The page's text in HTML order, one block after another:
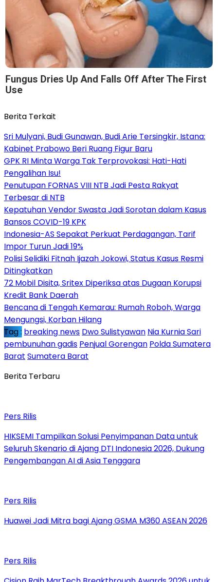
Fungus Dries Up And Falls Off After The First
Use
Berita Terkait
Sri Mulyani, Budi Gunawan, Budi Arie Tersingkir, Istana:
Kabinet Prabowo Beri Ruang Figur Baru
GPK RI Minta Warga Tak Terprovokasi: Hati-Hati
Pengalihan Isu!
Penutupan FORNAS VIII NTB Jadi Pesta Rakyat
Terbesar di NTB
Kepatuhan Vendor Swasta Jadi Sorotan dalam Kasus
Bansos COVID-19 KPK
Indonesia-AS Sepakat Perkuat Perdagangan, Tarif
Impor Turun Jadi 19%
Polisi Selidiki Fitnah Ijazah Jokowi, Status Kasus Resmi
Ditingkatkan
72 Mobil Disita, Sritex Diperiksa atas Dugaan Korupsi
Kredit Bank Daerah
Bencana di Tengah Kemarau: Rumah Roboh, Warga
Mengungsi, Korban Hilang
Tag : breaking news Dwo Sulistyawan Nia Kurnia Sari
pembunuhan gadis Penjual Gorengan Polda Sumatera
Barat Sumatera Barat
Berita Terbaru
Pers Rilis
HIKSEMI Tampilkan Solusi Penyimpanan Data untuk
Seluruh Skenario di Ajang DTI Indonesia 2026, Dukung
Pengembangan AI di Asia Tenggara
Pers Rilis
Huawei Jadi Mitra bagi Ajang GSMA M360 ASEAN 2026
Pers Rilis